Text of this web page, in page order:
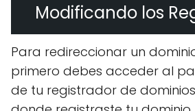
Modificando los
Para redireccionar un
primero debes acceder al
de tu registrador de